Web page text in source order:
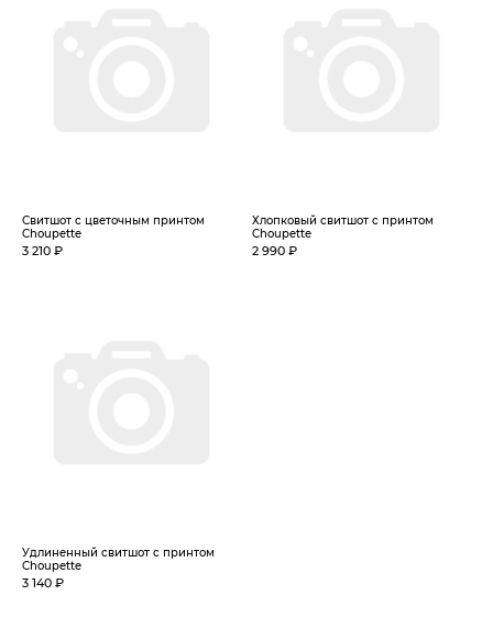
Свитшот с цветочным принтом
Choupette
3 210 ₽
Хлопковый свитшот с принтом
Choupette
2 990 ₽
Удлиненный свитшот с принтом
Choupette
3 140 ₽